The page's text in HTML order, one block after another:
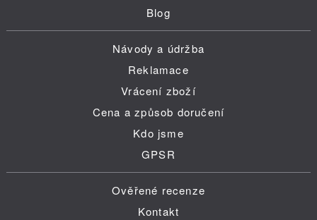
Blog
Návody a údržba
Reklamace
Vrácení zboží
Cena a způsob doručení
Kdo jsme
GPSR
Ověřené recenze
Kontakt